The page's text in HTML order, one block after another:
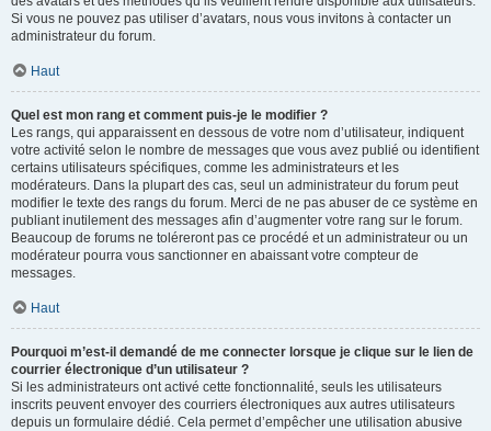
Si vous ne pouvez pas utiliser d’avatars, nous vous invitons à contacter un
administrateur du forum.
Haut
Quel est mon rang et comment puis-je le modifier ?
Les rangs, qui apparaissent en dessous de votre nom d’utilisateur, indiquent
votre activité selon le nombre de messages que vous avez publié ou identifient
certains utilisateurs spécifiques, comme les administrateurs et les
modérateurs. Dans la plupart des cas, seul un administrateur du forum peut
modifier le texte des rangs du forum. Merci de ne pas abuser de ce système en
publiant inutilement des messages afin d’augmenter votre rang sur le forum.
Beaucoup de forums ne toléreront pas ce procédé et un administrateur ou un
modérateur pourra vous sanctionner en abaissant votre compteur de
messages.
Haut
Pourquoi m’est-il demandé de me connecter lorsque je clique sur le lien de
courrier électronique d’un utilisateur ?
Si les administrateurs ont activé cette fonctionnalité, seuls les utilisateurs
inscrits peuvent envoyer des courriers électroniques aux autres utilisateurs
depuis un formulaire dédié. Cela permet d’empêcher une utilisation abusive